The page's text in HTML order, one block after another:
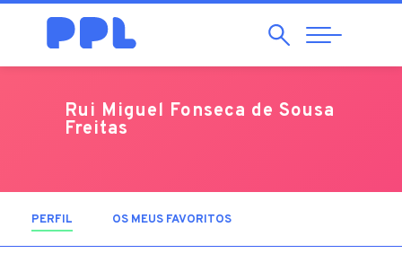
Pesquisar
Abrir
Navegação
Rui Miguel Fonseca de Sousa
Freitas
PERFIL (SEPARADOR ATIVO)
OS MEUS FAVORITOS